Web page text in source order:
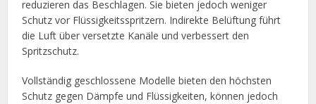
reduzieren das Beschlagen. Sie bieten jedoch weniger
Schutz vor Flüssigkeitsspritzern. Indirekte Belüftung führt
die Luft über versetzte Kanäle und verbessert den
Spritzschutz.
Vollständig geschlossene Modelle bieten den höchsten
Schutz gegen Dämpfe und Flüssigkeiten, können jedoch